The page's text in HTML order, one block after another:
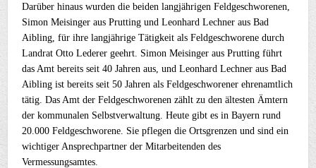
Darüber hinaus wurden die beiden langjährigen Feldgeschworenen,
Simon Meisinger aus Prutting und Leonhard Lechner aus Bad
Aibling, für ihre langjährige Tätigkeit als Feldgeschworene durch
Landrat Otto Lederer geehrt. Simon Meisinger aus Prutting führt
das Amt bereits seit 40 Jahren aus, und Leonhard Lechner aus Bad
Aibling ist bereits seit 50 Jahren als Feldgeschworener ehrenamtlich
tätig. Das Amt der Feldgeschworenen zählt zu den ältesten Ämtern
der kommunalen Selbstverwaltung. Heute gibt es in Bayern rund
20.000 Feldgeschworene. Sie pflegen die Ortsgrenzen und sind ein
wichtiger Ansprechpartner der Mitarbeitenden des
Vermessungsamtes.